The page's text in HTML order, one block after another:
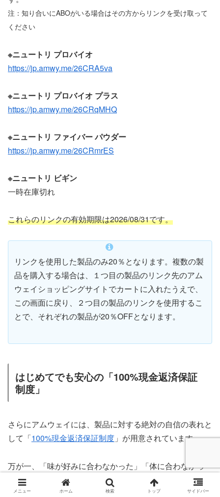
注：知り合いにABOがいる場合はその方からリンクを受け取って
ください
※ニュートリ プロバイオ
https://jp.amwy.me/26CRA5va
※ニュートリ プロバイオ プラス
https://jp.amwy.me/26CRqMHQ
※ニュートリ ファイバー パウダー
https://jp.amwy.me/26CRmrES
※ニュートリ ビギン
一時在庫切れ
これらのリンクの有効期限は2026/08/31です。
リンクを使用した製品のみ20％となります。複数の製
品を購入する場合は、１つ目の製品のリンク先のアム
ウェイショッピングサイトでカートに入れたうえで、
この画面に戻り、２つ目の製品のリンクを使用するこ
とで、それぞれの製品が20％OFFとなります。
はじめてでも安心の「100%現金返済保証
制度」
さらにアムウェイには、製品に対する絶対の自信の表れと
して「100%現金返済保証制度 」が用意されています。
万が一、「味が好みに合わなかった」「体に合わなかっ
た」という場合でも、規定の期間内（プライムカスタマー
の場合は納品書受領日から45日以内など）であれば、使
メニュー ホーム 検索 トップ サイドバー